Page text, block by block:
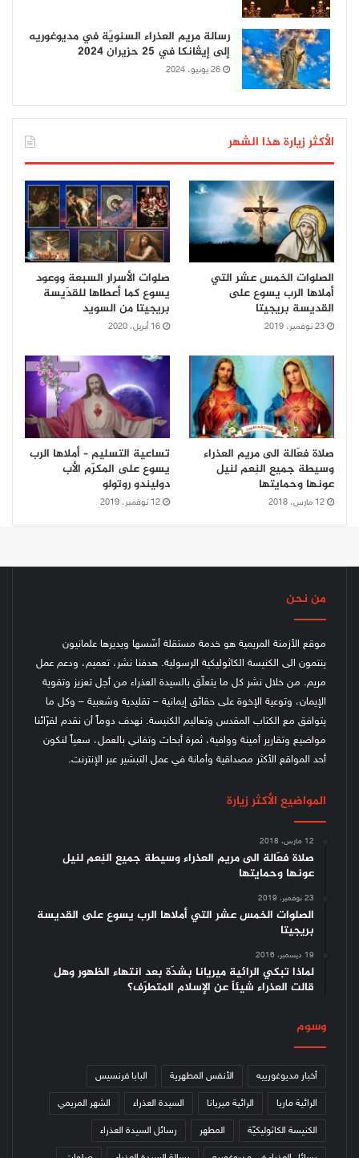
رسالة مريم العذراء السنويّة في مديوغوريه
إلى إيڤانكا في 25 حزيران 2024
26 يونيو، 2024
الأكثر زيارة هذا الشهر
الصلوات الخمس عشر التي
أملاها الرب يسوع على
القديسة بريجيتا
23 نوفمبر، 2019
صلوات الأسرار السبعة ووعود
يسوع كما أعطاها للقدّيسة
بريجيتا من السويد
16 أبريل، 2020
صلاة فعّالة الى مريم العذراء
وسيطة جميع النِعم لنيل
عونها وحمايتها
12 مارس، 2018
تساعية التسليم – أملاها الرب
يسوع على المكرّم الأب
دوليندو روتولو
12 نوفمبر، 2019
من نحن
موقع الأزمنة المريمية هو خدمة مستقلة أسّسها ويديرها علمانيون
ينتمون الى الكنيسة الكاثوليكية الرسولية. هدفنا نشر، تعميم، ودعم عمل
مريم. من خلال نشر كل ما يتعلّق بالسيدة العذراء من أجل تعزيز وتقوية
الإيمان، وتوعية الإخوة على حقائق إيمانية – تقليدية وشعبية – وكل ما
يتوافق مع الكتاب المقدس وتعاليم الكنيسة. نهدف دوماً أن نقدم لقرّائنا
مواضيع وتقارير أمينة ووافية، ثمرة أبحاث وتفاني بالعمل، سعياً لنكون
أحد المواقع الأكثر مصداقية وأمانة في عمل التبشير عبر الإنترنت.
المواضيع الأكثر زيارة
12 مارس، 2018
صلاة فعّالة الى مريم العذراء وسيطة جميع النِعم لنيل
عونها وحمايتها
23 نوفمبر، 2019
الصلوات الخمس عشر التي أملاها الرب يسوع على القديسة
بريجيتا
19 ديسمبر، 2016
لماذا تبكي الرائية ميريانا بشدّة بعد انتهاء الظهور وهل
قالت العذراء شيئاً عن الإسلام المتطرّف؟
وسوم
أخبار مديوغورييه الأنفس المطهرية البابا فرنسيس
الرائية ماريا الرائية ميريانا السيدة العذراء الشهر المريمي
الكنيسة الكاثوليكيّة المطهر رسائل السيدة العذراء